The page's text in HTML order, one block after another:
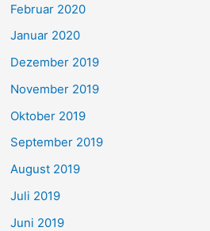
Februar 2020
Januar 2020
Dezember 2019
November 2019
Oktober 2019
September 2019
August 2019
Juli 2019
Juni 2019